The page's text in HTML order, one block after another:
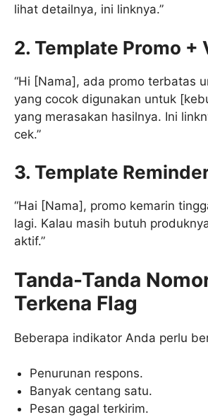
lihat detailnya, ini linknya.”
2. Template Promo +
“Hi [Nama], ada promo terbatas
yang cocok digunakan untuk
yang merasakan hasilnya. Ini
cek.”
3. Template
“Hai [Nama], promo kemarin
lagi. Kalau masih butuh
aktif.”
Tanda-Tanda
Terkena Flag
Beberapa indikator Anda perlu
Penurunan respons.
Banyak centang satu.
Pesan gagal terkirim.